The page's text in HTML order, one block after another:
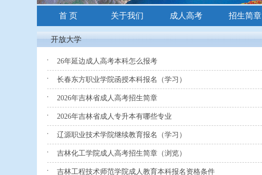
首 页 关于我们 成人高考 招生简章
开放大学
26年延边成人高考本科怎么报考
长春东方职业学院函授本科报名（学习）
2026年吉林省成人高考招生简章
2026年吉林省成人专升本有哪些专业
辽源职业技术学院继续教育报名（学习）
吉林化工学院成人高考招生简章（浏览）
吉林工程技术师范学院成人教育本科报名资格条件